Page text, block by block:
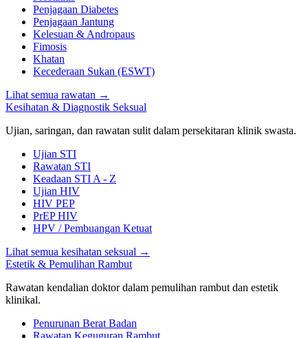
Penjagaan Diabetes
Penjagaan Jantung
Kelesuan & Andropaus
Fimosis
Khatan
Kecederaan Sukan (ESWT)
Lihat semua rawatan →
Kesihatan & Diagnostik Seksual
Ujian, saringan, dan rawatan sulit dalam persekitaran klinik swasta.
Ujian STI
Rawatan STI
Keadaan STI A - Z
Ujian HIV
HIV PEP
PrEP HIV
HPV / Pembuangan Ketuat
Lihat semua kesihatan seksual →
Estetik & Pemulihan Rambut
Rawatan kendalian doktor dalam pemulihan rambut dan estetik
klinikal.
Penurunan Berat Badan
Rawatan Keguguran Rambut